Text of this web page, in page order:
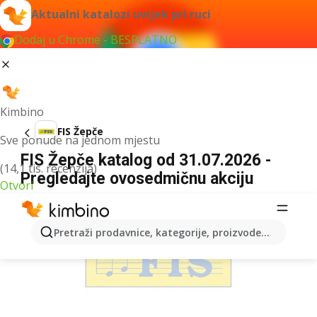
Aktualni katalozi uvijek pri ruci
Dodaj u Chrome - BESPLATNO
Kimbino
Sve ponude na jednom mjestu
(14,1 tis. recenzija)
Otvori
Pretraži prodavnice, kategorije, proizvode...
FIS Žepče
FIS Žepče katalog od 31.07.2026 -
Pregledajte ovosedmičnu akciju